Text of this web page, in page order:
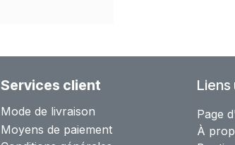
Services client
Mode de livraison
Moyens de paiement
Liens
Page
À